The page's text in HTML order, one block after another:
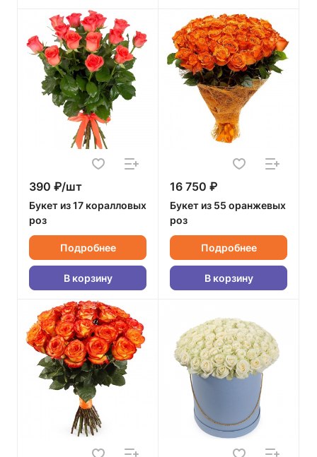
390 ₽/шт
Букет из 17 коралловых
роз
Подробнее
В корзину
16 750 ₽
Букет из 55 оранжевых
роз
Подробнее
В корзину